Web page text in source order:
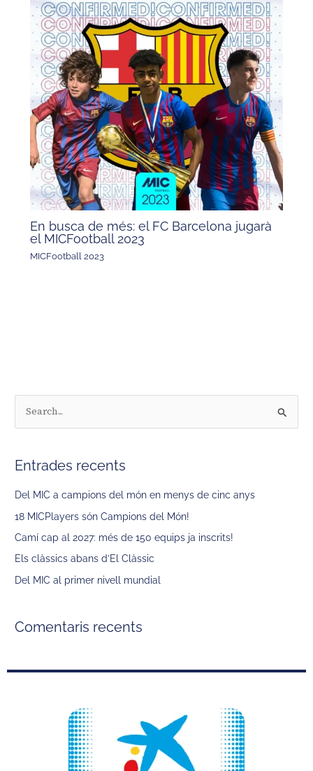
En busca de més: el FC Barcelona jugarà
el MICFootball 2023
MICFootball 2023
c
a
Entrades recents
Del MIC a campions del món en menys de cinc anys
18 MICPlayers són Campions del Món!
Camí cap al 2027: més de 150 equips ja inscrits!
Els clàssics abans d’El Clàssic
Del MIC al primer nivell mundial
Comentaris recents